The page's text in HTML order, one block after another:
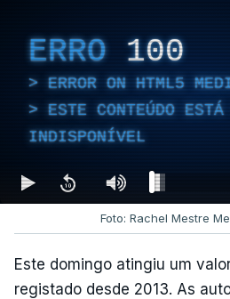
ERRO 100
ERROR ON HTML5
ESTE CONTEÚDO ESTÁ
INDISPONÍVEL
Foto: Rachel Mestre
Este domingo atingiu um
registado desde 2013. As